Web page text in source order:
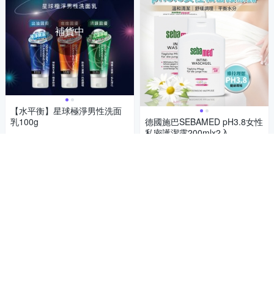
補貨中
【水平衡】星球極淨男性洗面
乳100g
德國施巴SEBAMED pH3.8女性
私密護潔露200mlx2入